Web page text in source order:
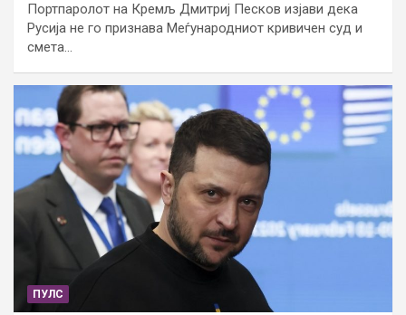
Портпаролот на Кремљ Дмитриј Песков изјави дека
Русија не го признава Меѓународниот кривичен суд и
смета…
ПУЛС